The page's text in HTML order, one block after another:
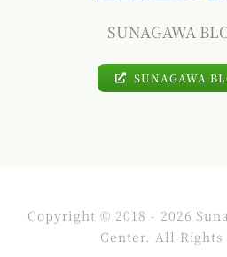
SUNAGAWA
SUNAGAWA
Copyright © 2018 - 2026
Center. All Rights